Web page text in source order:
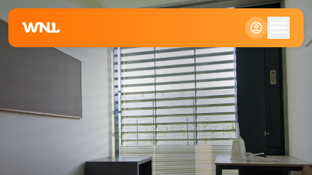
Klein